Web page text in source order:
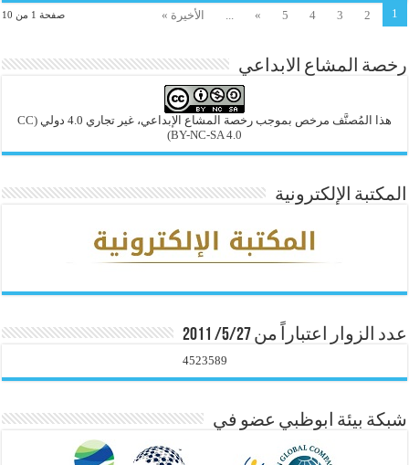
صفحة 1 من 10 1
2
3
4
5
» الأخيرة »
رخصة المشاع الابداعي
هذا المُصنَّف مرخص بموجب رخصة المشاع الإبداعي، غير تجاري 4.0 دولي
(CC
BY-NC-SA 4.0)
المكتبة الإلكترونية
عدد الزوار اعتباراً من 5/27/ 2011
4523589
شبكة بيئة ابوظبي عضو في